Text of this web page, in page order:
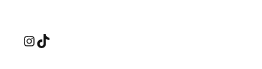
Instagram
TikTok